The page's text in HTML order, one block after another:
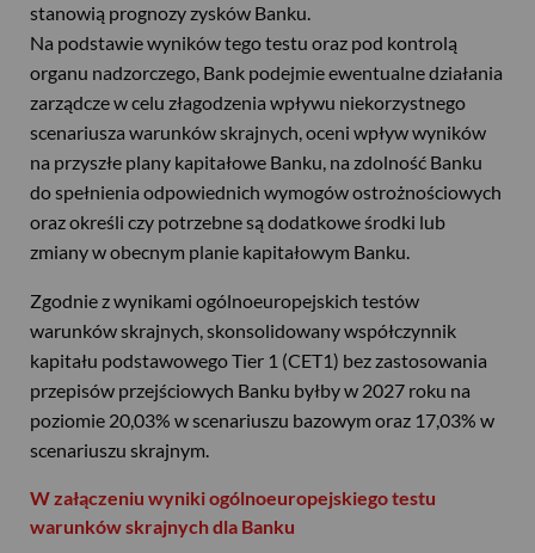
stanowią prognozy zysków Banku.
Na podstawie wyników tego testu oraz pod kontrolą
organu nadzorczego, Bank podejmie ewentualne działania
zarządcze w celu złagodzenia wpływu niekorzystnego
scenariusza warunków skrajnych, oceni wpływ wyników
na przyszłe plany kapitałowe Banku, na zdolność Banku
do spełnienia odpowiednich wymogów ostrożnościowych
oraz określi czy potrzebne są dodatkowe środki lub
zmiany w obecnym planie kapitałowym Banku.
Zgodnie z wynikami ogólnoeuropejskich testów
warunków skrajnych, skonsolidowany współczynnik
kapitału podstawowego Tier 1 (CET1) bez zastosowania
przepisów przejściowych Banku byłby w 2027 roku na
poziomie 20,03% w scenariuszu bazowym oraz 17,03% w
scenariuszu skrajnym.
W załączeniu wyniki ogólnoeuropejskiego testu
warunków skrajnych dla Banku
USD
EUR